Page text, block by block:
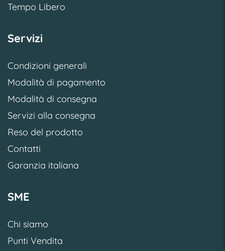
Tempo Libero
Servizi
Condizioni generali
Modalità di pagamento
Modalità di consegna
Servizi alla consegna
Reso del prodotto
Contatti
Garanzia italiana
SME
Chi siamo
Punti Vendita